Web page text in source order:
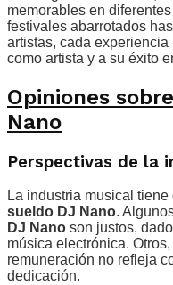
memorables en
festivales abarrotados
artistas, cada
como artista y a su éxito
Opiniones
Nano
Perspectivas de la
La industria musical
sueldo DJ Nano.
DJ Nano son justos,
música electrónica.
remuneración no refleja
dedicación.